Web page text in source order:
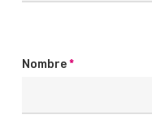
Nombre*